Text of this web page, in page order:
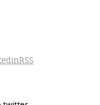
RSS